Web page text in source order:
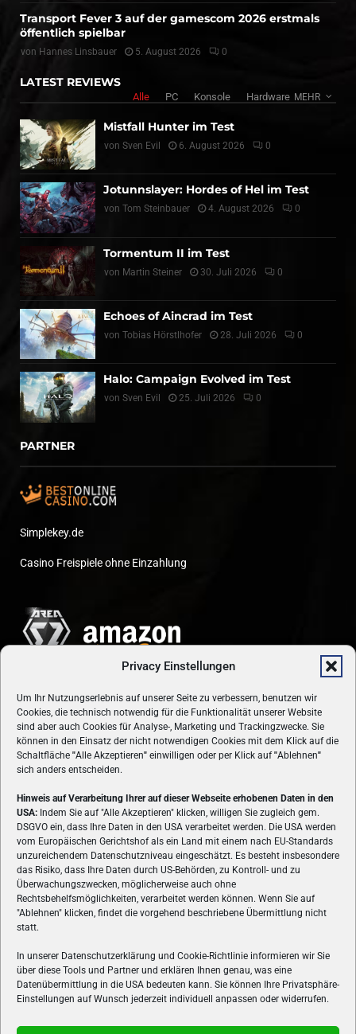
Privacy Einstellungen
Um Ihr Nutzungserlebnis auf unserer Seite zu verbessern, benutzen wir
Cookies, die technisch notwendig für die Funktionalität unserer Website
sind aber auch Cookies für Analyse-, Marketing und Trackingzwecke. Sie
können in den Einsatz der nicht notwendigen Cookies mit dem Klick auf die
Schaltfläche "Alle Akzeptieren" einwilligen oder per Klick auf"Ablehnen"
sich anders entscheiden.
Hinweis auf Verarbeitung Ihrer auf dieser Webseite erhobenen Daten in den
USA: Indem Sie auf "Alle Akzeptieren" klicken, willigen Sie zugleich gem.
DSGVO ein, dass Ihre Daten in den USA verarbeitet werden. Die USA werden
vom Europäischen Gerichtshof als ein Land mit einem nach EU-Standards
unzureichendem Datenschutzniveau eingeschätzt. Es besteht insbesondere
das Risiko, dass Ihre Daten durch US-Behörden, zu Kontroll- und zu
Überwachungszwecken, möglicherweise auch ohne
Rechtsbehelfsmöglichkeiten, verarbeitet werden können. Wenn Sie auf
"Ablehnen" klicken, findet die vorgehend beschriebene Übermittlung nicht
statt.
In unserer Datenschutzerklärung und Cookie-Richtlinie informieren wir Sie
über diese Tools und Partner und erklären Ihnen genau, was eine
Datenübermittlung in die USA bedeuten kann. Sie können Ihre Privatsphäre-
Einstellungen auf Wunsch jederzeit individuell anpassen oder widerrufen.
Transport Fever 3 auf der gamescom 2026 erstmals
öffentlich spielbar
von Hannes Linsbauer 5. August 2026 0
LATEST REVIEWS
Alle PC Konsole Hardware MEHR
Mistfall Hunter im Test
von Sven Evil 6. August 2026 0
Jotunnslayer: Hordes of Hel im Test
von Tom Steinbauer 4. August 2026 0
Tormentum II im Test
von Martin Steiner 30. Juli 2026 0
Echoes of Aincrad im Test
von Tobias Hörstlhofer 28. Juli 2026 0
Halo: Campaign Evolved im Test
von Sven Evil 25. Juli 2026 0
PARTNER
Simplekey.de
Casino Freispiele ohne Einzahlung
ÜBER UNS
VON GAMERN, FÜR GAMER! Gamers.at ist das älteste Online-
Spielemagazin Österreichs und bringt täglich aktuelle News,
Reviews und Videos zu PC- und Konsolenspielen, Gaming-
Hardware und aus der Welt des e-Sport's.
FOLGE UNS